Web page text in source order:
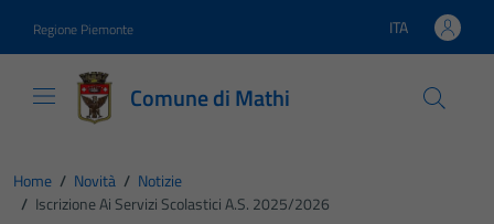
Regione Piemonte Lingua attiva:
ITA
Comune di Mathi
Home / Novità / Notizie
/ Iscrizione Ai Servizi Scolastici A.s. 2025/2026